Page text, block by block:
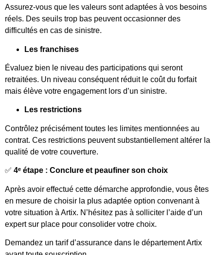
Assurez-vous que les valeurs sont adaptées à vos besoins
réels. Des seuils trop bas peuvent occasionner des
difficultés en cas de sinistre.
Les franchises
Évaluez bien le niveau des participations qui seront
retraitées. Un niveau conséquent réduit le coût du forfait
mais élève votre engagement lors d’un sinistre.
Les restrictions
Contrôlez précisément toutes les limites mentionnées au
contrat. Ces restrictions peuvent substantiellement altérer la
qualité de votre couverture.
✅ 4ᵉ étape : Conclure et peaufiner son choix
Après avoir effectué cette démarche approfondie, vous êtes
en mesure de choisir la plus adaptée option convenant à
votre situation à Artix. N’hésitez pas à solliciter l’aide d’un
expert sur place pour consolider votre choix.
Demandez un tarif d’assurance dans le département Artix